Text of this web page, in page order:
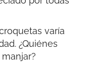
varía
¿Quiénes